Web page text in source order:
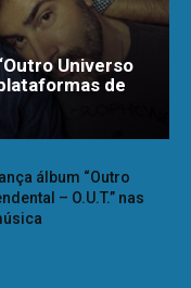
Universo
de
álbum “Outro
– O.U.T.” nas